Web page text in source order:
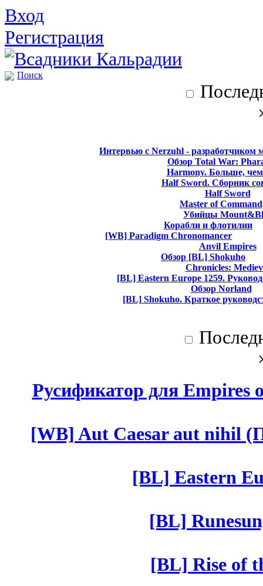
Вход
Регистрация
Поиск
Интервью с Nerzuhl - разработчиком
Обзор Total War:
Harmony. Больше,
Half Sword. Сборник
Half Sword
Master of Command
Убийцы
Корабли и флотилии
[WB] Paradigm Chronomancer
Anvil Empires
Обзор [BL] Shokuho
Chronicles:
[BL] Eastern Europe 1259.
Обзор Norland
[BL] Shokuho. Краткое
Русификатор для Empires
[WB] Aut Caesar aut nihil
[BL] Eastern
[BL]
[BL] Rise of